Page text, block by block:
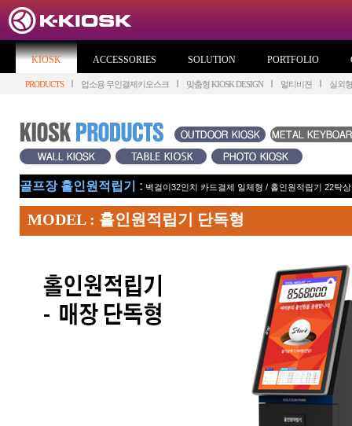
KIOSK ACCESSORIES SOLUTION PORTFOLIO
PRODUCTS 업소용 무인결제키오스크 맞춤형 KIOSK DESIGN 멀티비젼 실외
골프장 홀인원적립기 : 벽걸이32인치 카드결제 일체형 / 홀인원적립기 22탁
MODEL : 홀인원적립기 단독형